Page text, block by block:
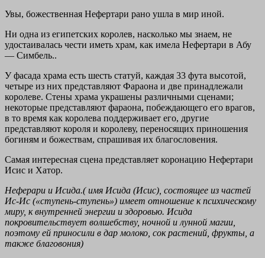
Увы, божественная Нефертари рано ушла в мир иной.
Ни одна из египетских королев, насколько мы знаем, не
удостаивалась чести иметь храм, как имела Нефертари в Абу
— Симбель..
У фасада храма есть шесть статуй, каждая 33 фута высотой,
четыре из них представляют Фараона и две принадлежали
королеве. Стены храма украшены различными сценами;
некоторые представляют фараона, побеждающего его врагов,
в то время как королева поддерживает его, другие
представляют короля и королеву, переносящих приношения
богиням и божествам, спрашивая их благословения.
Самая интересная сцена представляет коронацию Нефертари
Исис и Хатор.
Неферари и Исида.(имя Исида (Исис), состоящее из частей
Ис-Ис («ступень-ступень») имеет отношение к психическому
миру, к внутренней энергии и здоровью. Исида
покровительствует волшебству, ночной и лунной магии,
поэтому ей приносили в дар молоко, сок растений, фрукты, а
также благовония)